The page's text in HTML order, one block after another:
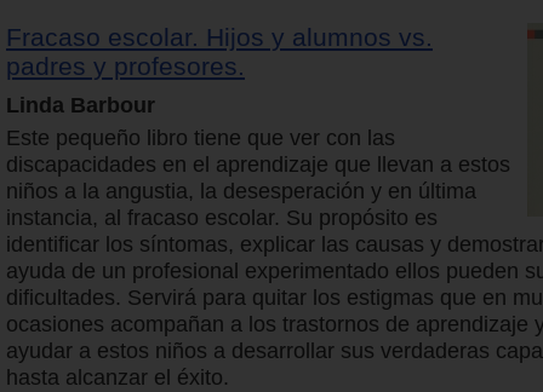
Fracaso escolar. Hijos y alumnos vs.
padres y profesores.
Linda Barbour
Este pequeño libro tiene que ver con las
discapacidades en el aprendizaje que llevan a estos
niños a la angustia, la desesperación y en última
instancia, al fracaso escolar. Su propósito es
identificar los síntomas, explicar las causas y
ayuda de un profesional experimentado ellos pueden
dificultades. Servirá para quitar los estigmas que en
ocasiones acompañan a los trastornos de aprendizaje
ayudar a estos niños a desarrollar sus verdaderas
hasta alcanzar el éxito.